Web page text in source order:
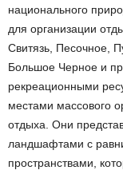
национального
для организации
Свитязь, Песочное,
Большое Черное и
рекреационными
местами массового
отдыха. Они
ландшафтами с
пространствами,